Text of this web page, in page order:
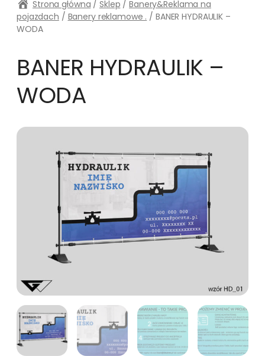
Strona główna / Sklep / Banery&Reklama na
pojazdach / Banery reklamowe . / BANER HYDRAULIK –
WODA
BANER HYDRAULIK –
WODA